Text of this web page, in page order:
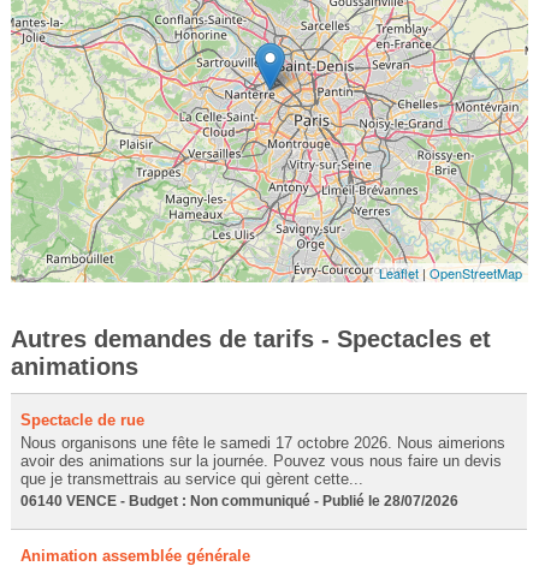
Leaflet|OpenStreetMap
Autres demandes de tarifs - Spectacles et
animations
Spectacle de rue
Nous organisons une fête le samedi 17 octobre 2026. Nous aimerions
avoir des animations sur la journée. Pouvez vous nous faire un devis
que je transmettrais au service qui gèrent cette...
06140 VENCE - Budget : Non communiqué - Publié le 28/07/2026
Animation assemblée générale